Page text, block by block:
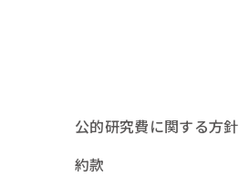
公的研究費に関する方針
約款